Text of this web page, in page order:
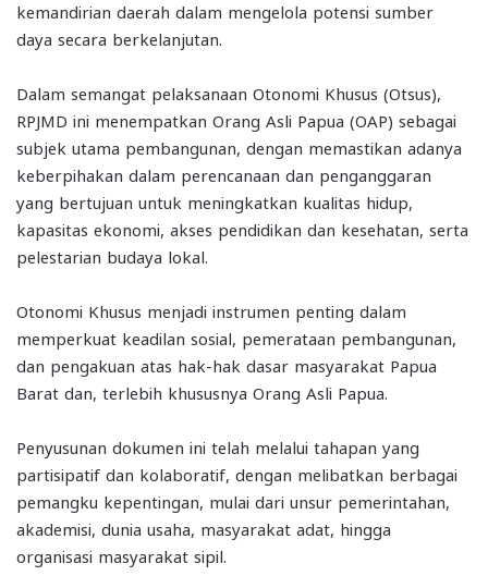
kemandirian daerah dalam mengelola potensi sumber
daya secara berkelanjutan.
Dalam semangat pelaksanaan Otonomi Khusus (Otsus),
RPJMD ini menempatkan Orang Asli Papua (OAP) sebagai
subjek utama pembangunan, dengan memastikan adanya
keberpihakan dalam perencanaan dan penganggaran
yang bertujuan untuk meningkatkan kualitas hidup,
kapasitas ekonomi, akses pendidikan dan kesehatan, serta
pelestarian budaya lokal.
Otonomi Khusus menjadi instrumen penting dalam
memperkuat keadilan sosial, pemerataan pembangunan,
dan pengakuan atas hak-hak dasar masyarakat Papua
Barat dan, terlebih khususnya Orang Asli Papua.
Penyusunan dokumen ini telah melalui tahapan yang
partisipatif dan kolaboratif, dengan melibatkan berbagai
pemangku kepentingan, mulai dari unsur pemerintahan,
akademisi, dunia usaha, masyarakat adat, hingga
organisasi masyarakat sipil.